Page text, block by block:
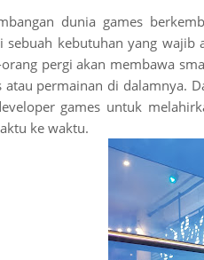
dunia games
sebuah kebutuhan yang wajib
pergi akan membawa
atau permainan di dalamnya.
games untuk
ke waktu.